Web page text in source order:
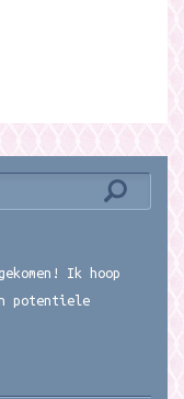
Ik hoop
potentiele